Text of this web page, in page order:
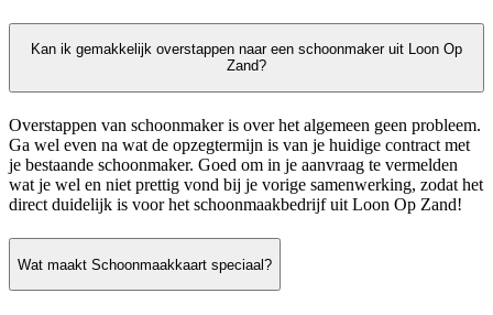
Kan ik gemakkelijk overstappen naar een schoonmaker uit Loon Op
Zand?
Overstappen van schoonmaker is over het algemeen geen probleem.
Ga wel even na wat de opzegtermijn is van je huidige contract met
je bestaande schoonmaker. Goed om in je aanvraag te vermelden
wat je wel en niet prettig vond bij je vorige samenwerking, zodat het
direct duidelijk is voor het schoonmaakbedrijf uit Loon Op Zand!
Wat maakt Schoonmaakkaart speciaal?